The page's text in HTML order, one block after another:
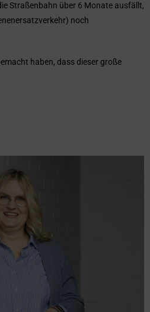
Straßenbahn über 6 Monate ausfällt,
noch
haben, dass dieser große